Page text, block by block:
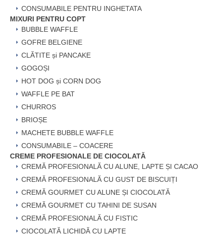
CONSUMABILE PENTRU INGHETATA
MIXURI PENTRU COPT
BUBBLE WAFFLE
GOFRE BELGIENE
CLĂTITE și PANCAKE
GOGOȘI
HOT DOG și CORN DOG
WAFFLE PE BAT
CHURROS
BRIOȘE
MACHETE BUBBLE WAFFLE
CONSUMABILE – COACERE
CREME PROFESIONALE DE CIOCOLATĂ
CREMĂ PROFESIONALĂ CU ALUNE, LAPTE ȘI CACAO
CREMĂ PROFESIONALĂ CU GUST DE BISCUIȚI
CREMĂ GOURMET CU ALUNE ȘI CIOCOLATĂ
CREMĂ GOURMET CU TAHINI DE SUSAN
CREMĂ PROFESIONALĂ CU FISTIC
CIOCOLATĂ LICHIDĂ CU LAPTE